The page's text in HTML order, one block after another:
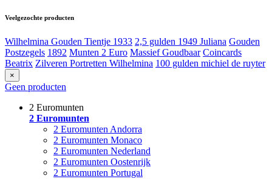
Veelgezochte producten
Wilhelmina Gouden Tientje 1933 2,5 gulden 1949 Juliana Gouden
Postzegels 1892 Munten 2 Euro Massief Goudbaar Coincards
Beatrix Zilveren Portretten Wilhelmina 100 gulden michiel de ruyter
×
Geen producten
2 Euromunten
2 Euromunten
2 Euromunten Andorra
2 Euromunten Monaco
2 Euromunten Nederland
2 Euromunten Oostenrijk
2 Euromunten Portugal